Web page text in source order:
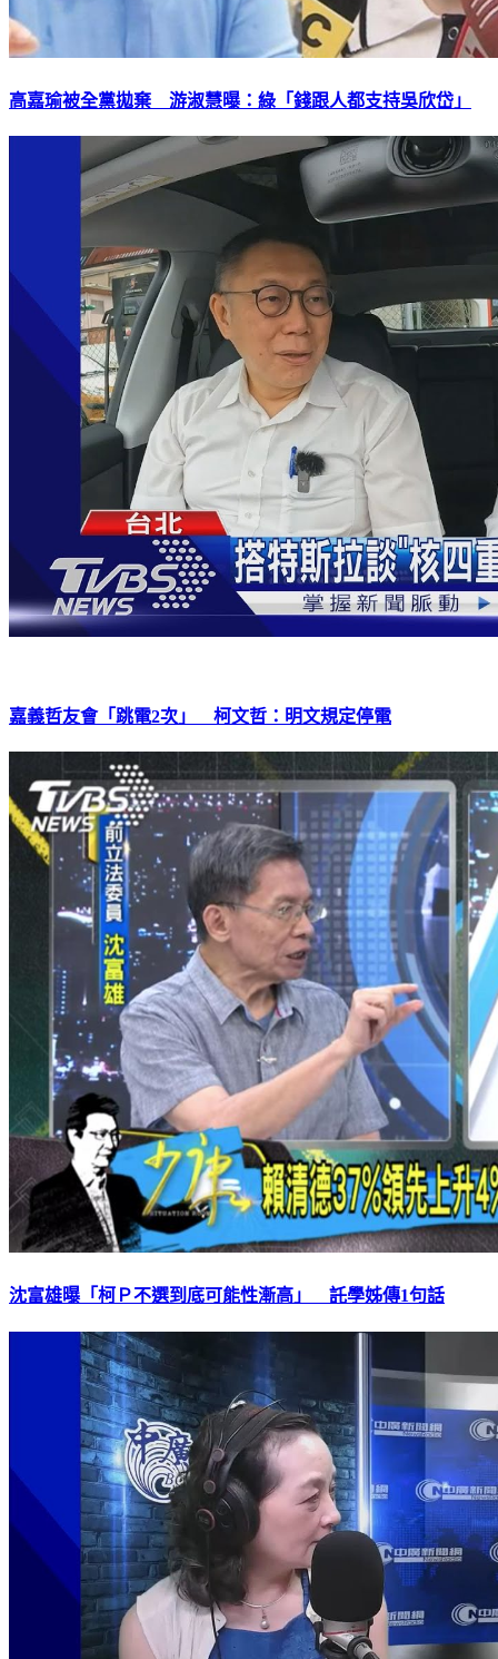
高嘉瑜被全黨拋棄 游淑慧曝：綠「錢跟人都支持吳欣岱」
嘉義哲友會「跳電2次」 柯文哲：明文規定停電
沈富雄曝「柯Ｐ不選到底可能性漸高」 託學姊傳1句話